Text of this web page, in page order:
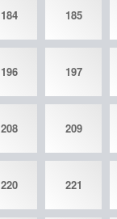
184 185
196 197
208 209
220 221